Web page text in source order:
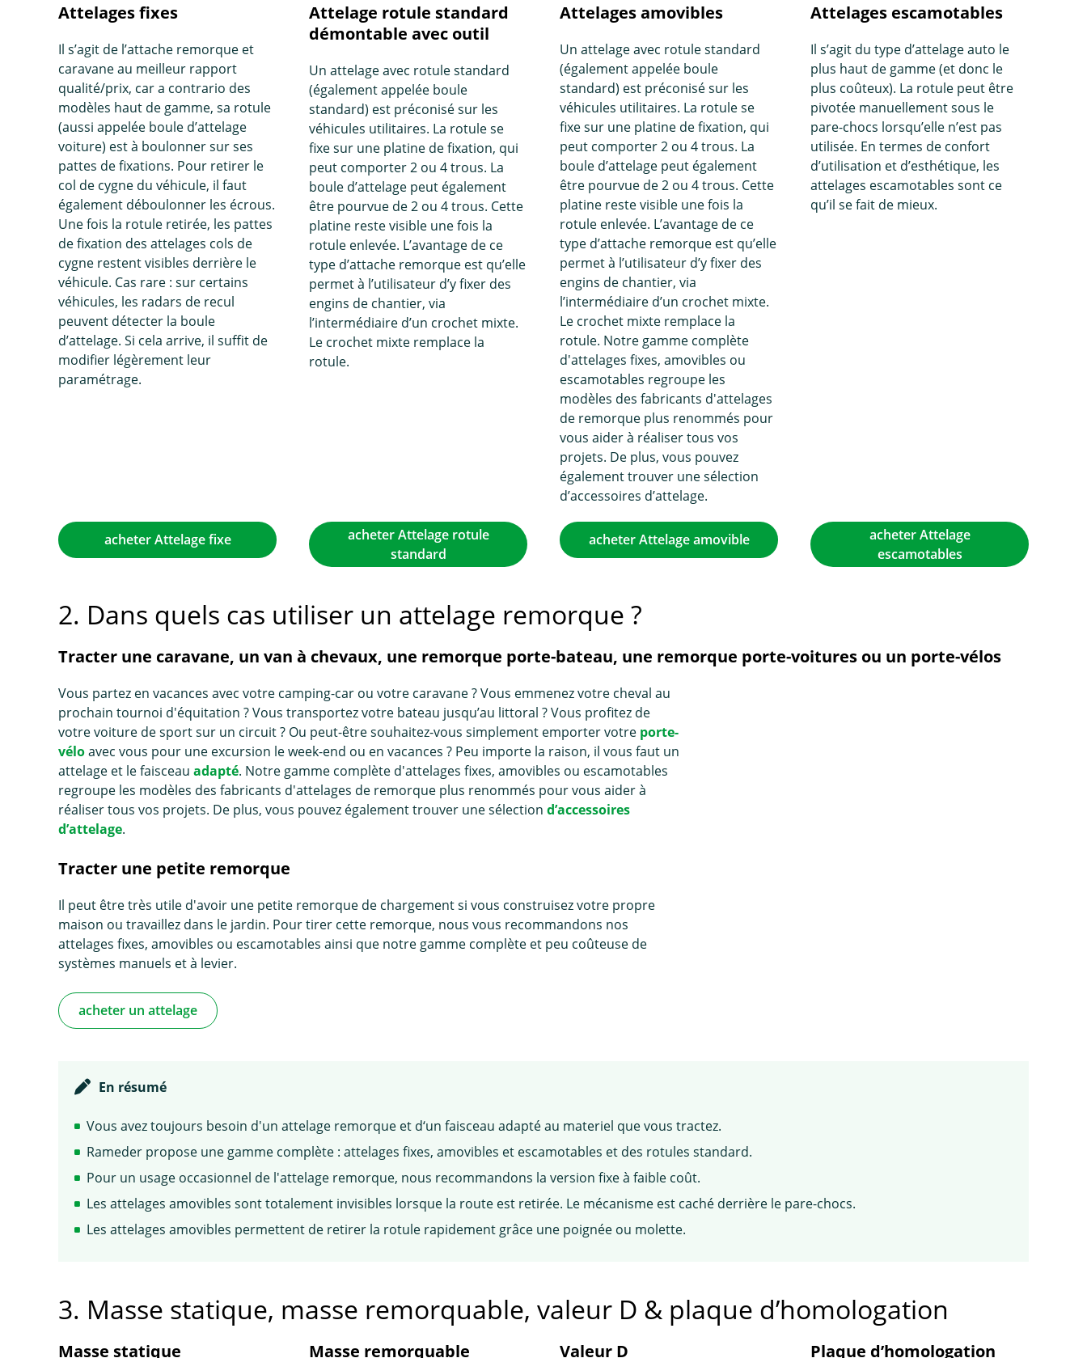
Attelages fixes
Il s’agit de l’attache remorque et
caravane au meilleur rapport
qualité/prix, car a contrario des
modèles haut de gamme, sa rotule
(aussi appelée boule d’attelage
voiture) est à boulonner sur ses
pattes de fixations. Pour retirer le
col de cygne du véhicule, il faut
également déboulonner les écrous.
Une fois la rotule retirée, les pattes
de fixation des attelages cols de
cygne restent visibles derrière le
véhicule. Cas rare : sur certains
véhicules, les radars de recul
peuvent détecter la boule
d’attelage. Si cela arrive, il suffit de
modifier légèrement leur
paramétrage.
Attelage rotule standard
démontable avec outil
Un attelage avec rotule standard
(également appelée boule
standard) est préconisé sur les
véhicules utilitaires. La rotule se
fixe sur une platine de fixation, qui
peut comporter 2 ou 4 trous. La
boule d’attelage peut également
être pourvue de 2 ou 4 trous. Cette
platine reste visible une fois la
rotule enlevée. L’avantage de ce
type d’attache remorque est qu’elle
permet à l’utilisateur d’y fixer des
engins de chantier, via
l’intermédiaire d’un crochet mixte.
Le crochet mixte remplace la
rotule.
Attelages amovibles
Un attelage avec rotule standard
(également appelée boule
standard) est préconisé sur les
véhicules utilitaires. La rotule se
fixe sur une platine de fixation, qui
peut comporter 2 ou 4 trous. La
boule d’attelage peut également
être pourvue de 2 ou 4 trous. Cette
platine reste visible une fois la
rotule enlevée. L’avantage de ce
type d’attache remorque est qu’elle
permet à l’utilisateur d’y fixer des
engins de chantier, via
l’intermédiaire d’un crochet mixte.
Le crochet mixte remplace la
rotule. Notre gamme complète
d'attelages fixes, amovibles ou
escamotables regroupe les
modèles des fabricants d'attelages
de remorque plus renommés pour
vous aider à réaliser tous vos
projets. De plus, vous pouvez
également trouver une sélection
d’accessoires d’attelage.
Attelages escamotables
Il s’agit du type d’attelage auto le
plus haut de gamme (et donc le
plus coûteux). La rotule peut être
pivotée manuellement sous le
pare-chocs lorsqu’elle n’est pas
utilisée. En termes de confort
d’utilisation et d’esthétique, les
attelages escamotables sont ce
qu’il se fait de mieux.
acheter Attelage fixe
acheter Attelage rotule
standard
acheter Attelage amovible
acheter Attelage
escamotables
2. Dans quels cas utiliser un attelage remorque ?
Tracter une caravane, un van à chevaux, une remorque porte-bateau, une remorque porte-voitures ou un porte-vélos
Vous partez en vacances avec votre camping-car ou votre caravane ? Vous emmenez votre cheval au
prochain tournoi d'équitation ? Vous transportez votre bateau jusqu’au littoral ? Vous profitez de
votre voiture de sport sur un circuit ? Ou peut-être souhaitez-vous simplement emporter votre porte-
véloavec vous pour une excursion le week-end ou en vacances ? Peu importe la raison, il vous faut un
attelage et le faisceau adapté. Notre gamme complète d'attelages fixes, amovibles ou escamotables
regroupe les modèles des fabricants d'attelages de remorque plus renommés pour vous aider à
réaliser tous vos projets. De plus, vous pouvez également trouver une sélection d’accessoires
d’attelage.
Tracter une petite remorque
Il peut être très utile d'avoir une petite remorque de chargement si vous construisez votre propre
maison ou travaillez dans le jardin. Pour tirer cette remorque, nous vous recommandons nos
attelages fixes, amovibles ou escamotables ainsi que notre gamme complète et peu coûteuse de
systèmes manuels et à levier.
acheter un attelage
En résumé
Vous avez toujours besoin d'un attelage remorque et d‘un faisceau adapté au materiel que vous tractez.
Rameder propose une gamme complète : attelages fixes, amovibles et escamotables et des rotules standard.
Pour un usage occasionnel de l'attelage remorque, nous recommandons la version fixe à faible coût.
Les attelages amovibles sont totalement invisibles lorsque la route est retirée. Le mécanisme est caché derrière le pare-chocs.
Les attelages amovibles permettent de retirer la rotule rapidement grâce une poignée ou molette.
3. Masse statique, masse remorquable, valeur D & plaque d’homologation
Masse statique Masse remorquable Valeur D Plaque d’homologation